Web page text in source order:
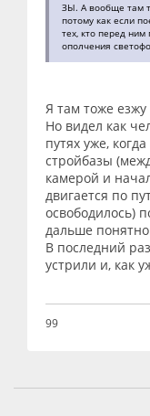
ЗЫ. А вообще там
потому как если
тех, кто перед ним
ополчения
Я там тоже
Но видел как
путях уже,
стройбазы
камерой и
двигается по
освободилось)
дальше
В последний
устрили и, как
99